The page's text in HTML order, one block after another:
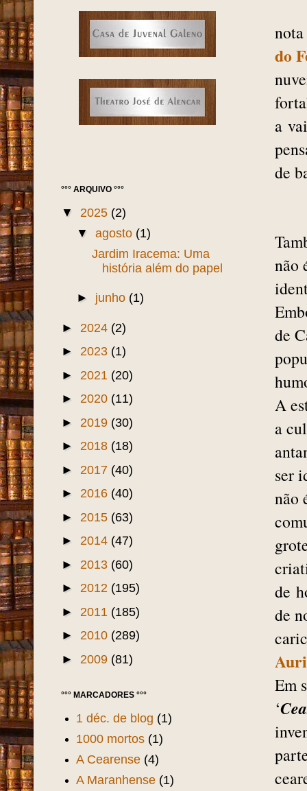
do
a
de
não
de
A
a
ser
não
de
de
Em
‘
°°° ARQUIVO °°°
▼ 2025 (2)
▼ agosto (1)
Jardim Iracema: Uma
história além do papel
► junho (1)
► 2024 (2)
► 2023 (1)
► 2021 (20)
► 2020 (11)
► 2019 (30)
► 2018 (18)
► 2017 (40)
► 2016 (40)
► 2015 (63)
► 2014 (47)
► 2013 (60)
► 2012 (195)
► 2011 (185)
► 2010 (289)
► 2009 (81)
°°° MARCADORES °°°
1 déc. de blog (1)
1000 mortos (1)
A Cearense (4)
A Maranhense (1)